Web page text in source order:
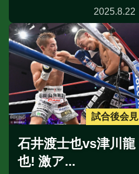
2025.8.22
試合後会見
石井渡士也vs津川龍
也! 激ア...